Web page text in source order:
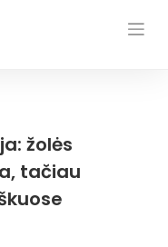
žolės
tačiau